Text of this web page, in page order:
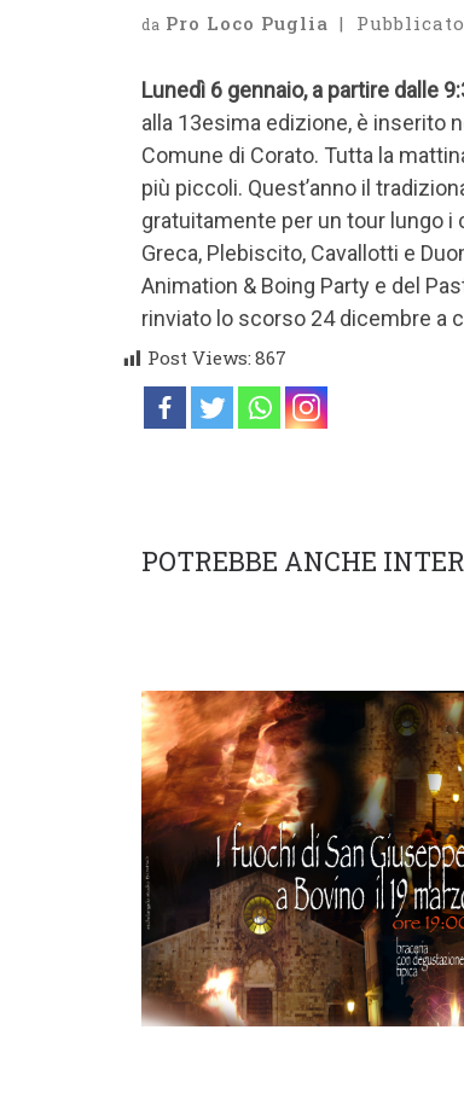
da Pro Loco Puglia | Pubblicato
Lunedì 6 gennaio, a partire dalle
alla 13esima edizione, è inserito
Comune di Corato. Tutta la
più piccoli. Quest’anno il
gratuitamente per un tour lungo i
Greca, Plebiscito, Cavallotti e
Animation & Boing Party e del
rinviato lo scorso 24 dicembre a
Post Views:867
POTREBBE ANCHE